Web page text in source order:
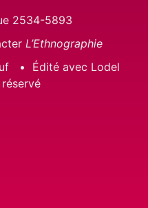
2534-5893
L’Ethnographie
Édité avec Lodel